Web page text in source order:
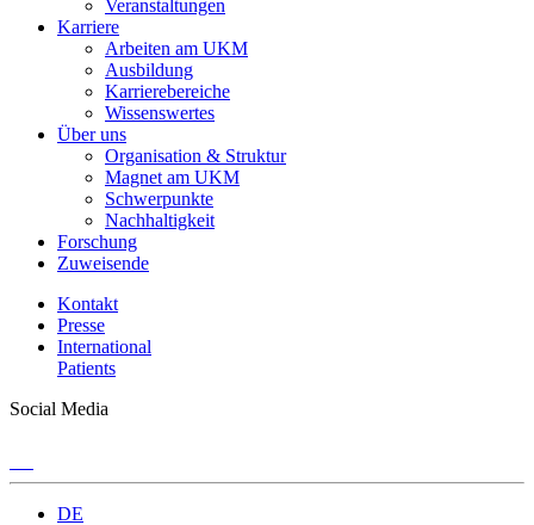
Veranstaltungen
Karriere
Arbeiten am UKM
Ausbildung
Karrierebereiche
Wissenswertes
Über uns
Organisation & Struktur
Magnet am UKM
Schwerpunkte
Nachhaltigkeit
Forschung
Zuweisende
Kontakt
Presse
International
Patients
Social Media
DE